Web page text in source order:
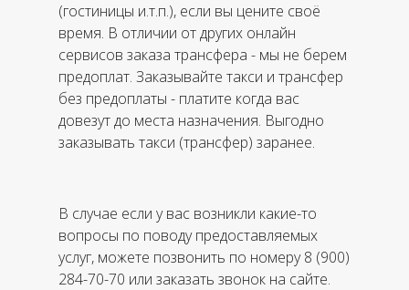
(гостиницы и.т.п.), если вы цените своё
время. В отличии от других онлайн
сервисов заказа трансфера - мы не берем
предоплат. Заказывайте такси и трансфер
без предоплаты - платите когда вас
довезут до места назначения. Выгодно
заказывать такси (трансфер) заранее.
В случае если у вас возникли какие-то
вопросы по поводу предоставляемых
услуг, можете позвонить по номеру 8 (900)
284-70-70 или заказать звонок на сайте.